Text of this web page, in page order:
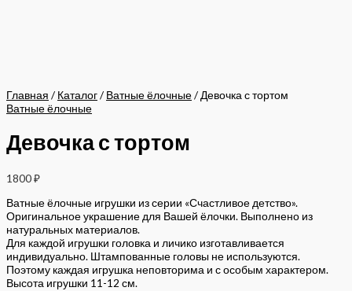
Главная / Каталог/ Ватные ёлочные/ Девочка с тортом
Ватные ёлочные
Девочка с тортом
1800₽
Ватные ёлочные игрушки из серии «Счастливое детство».
Оригинальное украшение для Вашей ёлочки. Выполнено из
натуральных материалов.
Для каждой игрушки головка и личико изготавливается
индивидуально. Штампованные головы не используются.
Поэтому каждая игрушка неповторима и с особым характером.
Высота игрушки 11-12 см.